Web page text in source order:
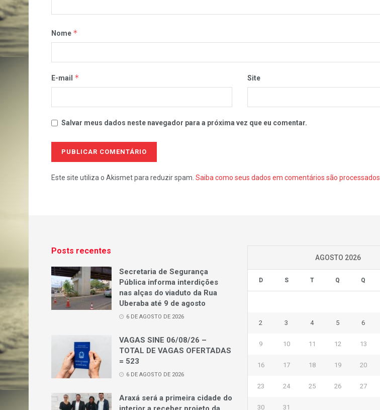
Nome *
E-mail * Site
Salvar meus dados neste navegador para a próxima vez que eu comentar.
Este site utiliza o Akismet para reduzir spam. Saiba como seus dados em comentários são processados
Posts recentes
Secretaria de Segurança
Pública informa interdições
nas alças do viaduto da Rua
Uberaba até 9 de agosto
6 DE AGOSTO DE 2026
VAGAS SINE 06/08/26 –
TOTAL DE VAGAS OFERTADAS
= 523
6 DE AGOSTO DE 2026
Araxá será a primeira cidade do
AGOSTO 2026
D S T Q Q
2 3 4 5 6
9 10 11 12 13
16 17 18 19 20
23 24 25 26 27
30 31